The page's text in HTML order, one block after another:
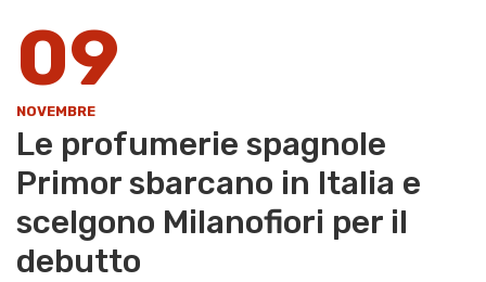
09
NOVEMBRE
Le profumerie spagnole
Primor sbarcano in Italia e
scelgono Milanofiori per il
debutto